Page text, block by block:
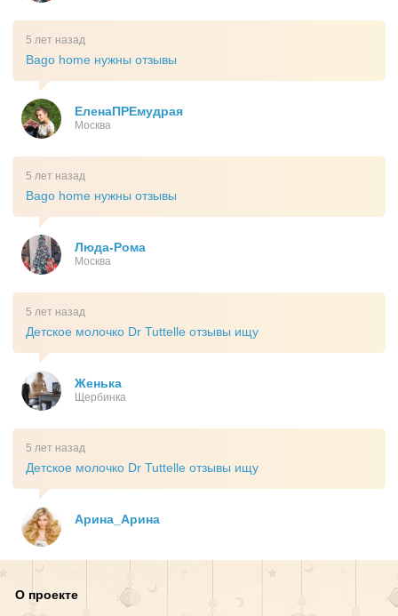
5 лет назад
Bago home нужны отзывы
ЕленаПРЕмудрая
Москва
5 лет назад
Bago home нужны отзывы
Люда-Рома
Москва
5 лет назад
Детское молочко Dr Tuttelle отзывы ищу
Женька
Щербинка
5 лет назад
Детское молочко Dr Tuttelle отзывы ищу
Арина_Арина
О проекте